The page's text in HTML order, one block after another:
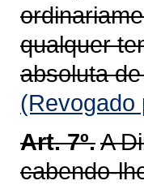
qualquer
absoluta
(Revogado
Art. 7º.A
cabendo-